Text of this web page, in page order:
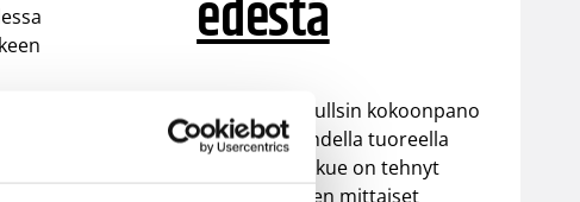
edestä
Helsinki Seagullsin kokoonpano
vahvistuu kahdella tuoreella
kasvolla. Joukkue on tehnyt
tulevan kauden mittaiset